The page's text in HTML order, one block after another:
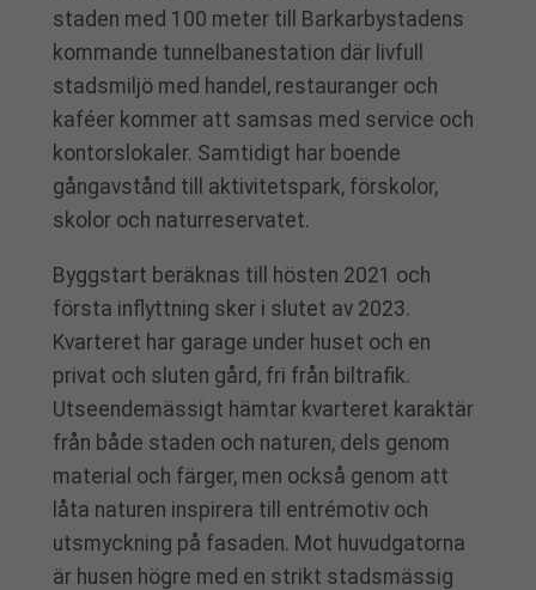
staden med 100 meter till Barkarbystadens
kommande tunnelbanestation där livfull
stadsmiljö med handel, restauranger och
kaféer kommer att samsas med service och
kontorslokaler. Samtidigt har boende
gångavstånd till aktivitetspark, förskolor,
skolor och naturreservatet.
Byggstart beräknas till hösten 2021 och
första inflyttning sker i slutet av 2023.
Kvarteret har garage under huset och en
privat och sluten gård, fri från biltrafik.
Utseendemässigt hämtar kvarteret karaktär
från både staden och naturen, dels genom
material och färger, men också genom att
låta naturen inspirera till entrémotiv och
utsmyckning på fasaden. Mot huvudgatorna
är husen högre med en strikt stadsmässig